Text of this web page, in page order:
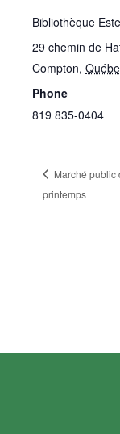
Bibliothèque
29 chemin de
Compton,
Phone
819 835-0404
Marché public
printemps